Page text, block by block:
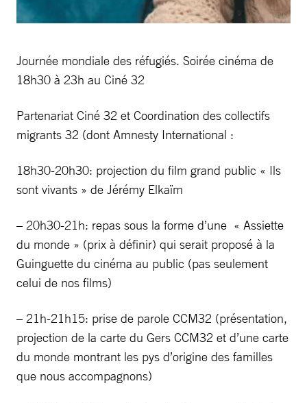
Journée mondiale des réfugiés. Soirée cinéma de
18h30 à 23h au Ciné 32
Partenariat Ciné 32 et Coordination des collectifs
migrants 32 (dont Amnesty International :
18h30-20h30: projection du film grand public « Ils
sont vivants » de Jérémy Elkaïm
– 20h30-21h: repas sous la forme d’une « Assiette
du monde » (prix à définir) qui serait proposé à la
Guinguette du cinéma au public (pas seulement
celui de nos films)
– 21h-21h15: prise de parole CCM32 (présentation,
projection de la carte du Gers CCM32 et d’une carte
du monde montrant les pys d’origine des familles
que nous accompagnons)